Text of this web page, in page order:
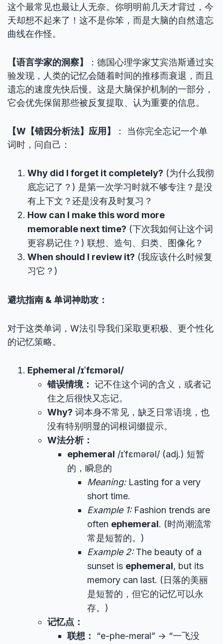
这个最常见也最让人无奈。你明明前几天才背过，今
天却想不起来了！这不是你笨，而是大脑的自然遗忘
曲线在作怪。
【语言学家的洞察】
：德国心理学家艾宾浩斯通过实
验发现，人类的记忆会随着时间的推移而衰退，而且
遗忘的速度先快后慢。这是大脑保护机制的一部分，
它会优先保留那些被反复提取、认为重要的信息。
【W【错因分析法】应用】
： 当你完全忘记一个单
词时，问自己：
Why did I forget it completely? (为什么我彻
底忘记了？) 是第一次学习时就不够专注？是没
有上下文？还是没有及时复习？
How can I make this word more
memorable next time? (下次我如何让这个词
更容易记住？) 联想、造句、归类、图像化？
When should I review it? (我应该什么时候复
习它？)
避坑指南 & 单词神助攻：
对于这类单词，W法引导我们采取更积极、更个性化
的记忆策略。
Ephemeral /ɪˈfɛmərəl/
错误情境： 记不住这个词的含义，或者记
住之后很快又忘记。
Why? 词本身不常见，缺乏日常语境，也
没有特别明显的词根词缀提示。
W法分析：
ephemeral /ɪˈfɛmərəl/ (adj.) 短暂
的，瞬息的
Meaning:Lasting for a very
short time.
Example 1:Fashion trends are
often ephemeral. (时尚潮流常
常是短暂的。)
Example 2:The beauty of a
sunset is ephemeral, but its
memory can last. (日落的美丽
是短暂的，但它的记忆可以永
存。)
记忆点：
联想：
“e-phe-meral” -> “一飞没